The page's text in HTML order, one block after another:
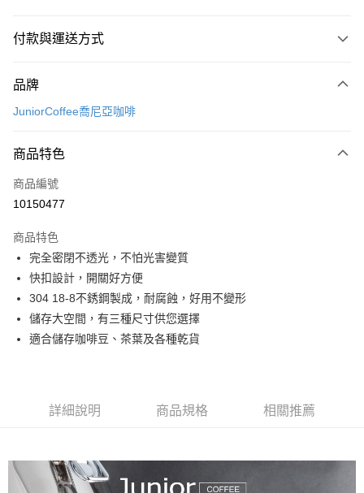
付款與運送方式
信用卡一次付款
宅配
每筆NT$150
品牌
JuniorCoffee喬尼亞咖啡
商品特色
商品編號
10150477
商品特色
完全密閉不透光，不怕光害變質
快扣設計，開關好方便
304 18-8不銹鋼製成，耐腐蝕，好用不變形
儲存大空間，有三種尺寸供您選擇
適合儲存咖啡豆、茶葉及各種乾貨
詳細說明 商品規格 相關推薦